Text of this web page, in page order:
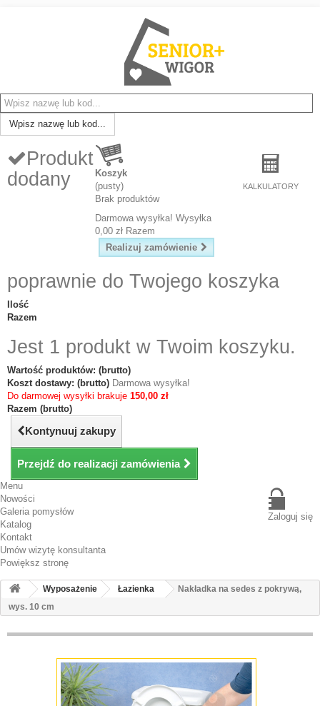
Wpisz nazwę lub kod...
KALKULATORY
Koszyk
(pusty)
Brak produktów
Darmowa wysyłka! Wysyłka
0,00 zł Razem
Realizuj zamówienie
Produkt
dodany
poprawnie do Twojego koszyka
Ilość
Razem
Jest 1 produkt w Twoim koszyku.
Wartość produktów: (brutto)
Koszt dostawy: (brutto) Darmowa wysyłka!
Do darmowej wysyłki brakuje 150,00 zł
Razem (brutto)
Kontynuuj zakupy
Przejdź do realizacji zamówienia
Zaloguj się
Menu
Nowości
Galeria pomysłów
Katalog
Kontakt
Umów wizytę konsultanta
Powiększ stronę
Wyposażenie Łazienka
Nakładka na sedes z pokrywą,
wys. 10 cm